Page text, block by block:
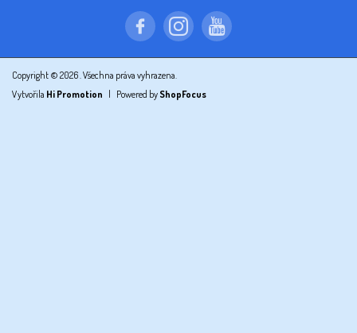
Copyright © 2026. Všechna práva vyhrazena.
Vytvořila Hi Promotion Powered by ShopFocus